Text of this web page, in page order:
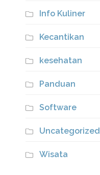
Info Kuliner
Kecantikan
kesehatan
Panduan
Software
Uncategorized
Wisata